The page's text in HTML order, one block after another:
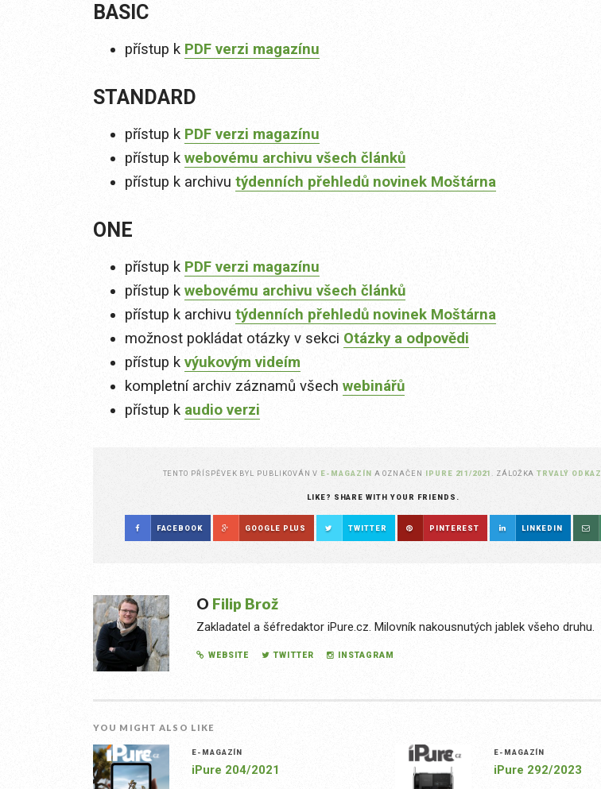
BASIC
přístup k PDF verzi magazínu
STANDARD
přístup k PDF verzi magazínu
přístup k webovému archivu všech článků
přístup k archivu týdenních přehledů novinek Moštárna
ONE
přístup k PDF verzi magazínu
přístup k webovému archivu všech článků
přístup k archivu týdenních přehledů novinek Moštárna
možnost pokládat otázky v sekci Otázky a odpovědi
přístup k výukovým videím
kompletní archiv záznamů všech webinářů
přístup k audio verzi
TENTO PŘÍSPĚVEK BYL PUBLIKOVÁN V E-MAGAZÍN A OZNAČEN IPURE 211/2021 . ZÁLOŽKATRVALÝ ODKAZ
LIKE? SHARE WITH YOUR FRIENDS.
FACEBOOK GOOGLE PLUS TWITTER PINTEREST LINKEDIN
O Filip Brož
Zakladatel a šéfredaktor iPure.cz. Milovník nakousnutých jablek všeho druhu.
WEBSITE TWITTER INSTAGRAM
YOU MIGHT ALSO LIKE
E-MAGAZÍN
iPure 204/2021
E-MAGAZÍN
iPure 292/2023